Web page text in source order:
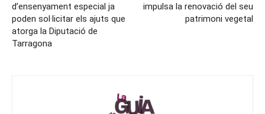
d’ensenyament especial ja
poden sol·licitar els ajuts que
atorga la Diputació de
Tarragona
impulsa la renovació del seu
patrimoni vegetal